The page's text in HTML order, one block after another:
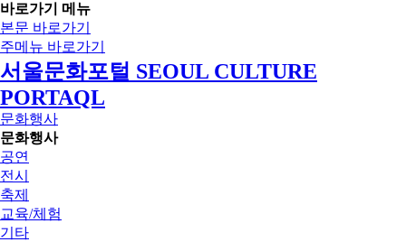
바로가기 메뉴
본문 바로가기
주메뉴 바로가기
서울문화포털 SEOUL CULTURE
PORTAQL
문화행사
문화행사
공연
전시
축제
교육/체험
기타